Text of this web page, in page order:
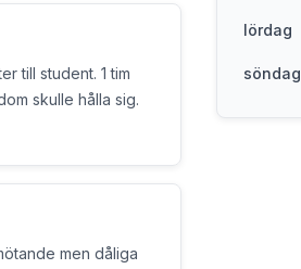
till student. 1 tim
skulle hålla sig.
men dåliga
lördag
söndag